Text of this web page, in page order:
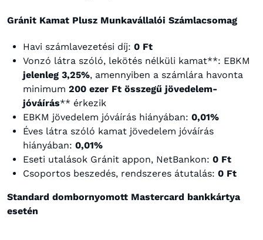
Gránit Kamat Plusz Munkavállalói Számlacsomag
Havi számlavezetési díj: 0 Ft
Vonzó látra szóló, lekötés nélküli kamat**: EBKM
jelenleg 3,25%, amennyiben a számlára havonta
minimum 200 ezer Ft összegű jövedelem-
jóváírás** érkezik
EBKM jövedelem jóváírás hiányában: 0,01%
Éves látra szóló kamat jövedelem jóváírás
hiányában: 0,01%
Eseti utalások Gránit appon, NetBankon: 0 Ft
Csoportos beszedés, rendszeres átutalás: 0 Ft
Standard dombornyomott Mastercard bankkártya
esetén